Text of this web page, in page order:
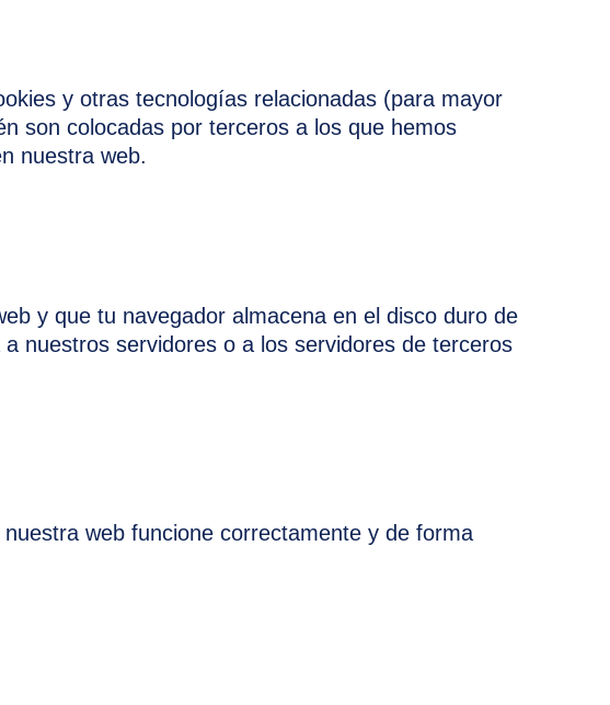
y otras tecnologías relacionadas (para mayor
son colocadas por terceros a los que hemos
nuestra web.
y que tu navegador almacena en el disco duro de
nuestros servidores o a los servidores de terceros
web funcione correctamente y de forma